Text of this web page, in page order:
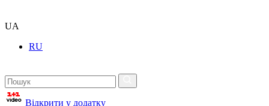
UA
RU
Відкрити у додатку